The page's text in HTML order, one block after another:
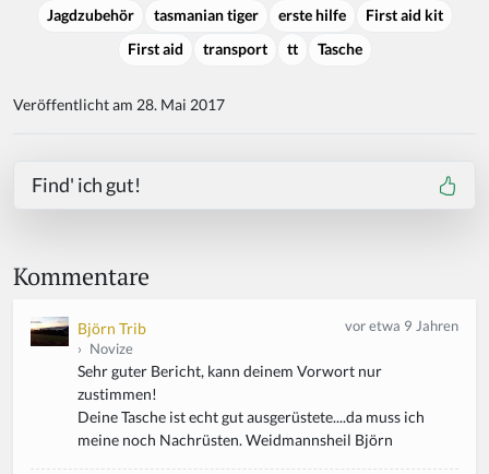
Jagdzubehör tasmanian tiger erste hilfe
First aid kit
First aid
transport tt Tasche
Veröffentlicht am 28. Mai 2017
Find' ich gut!
Kommentare
Björn Trib
› Novize
vor etwa 9 Jahren
Sehr guter Bericht, kann deinem Vorwort nur
zustimmen!
Deine Tasche ist echt gut ausgerüstete....da muss ich
meine noch Nachrüsten. Weidmannsheil Björn